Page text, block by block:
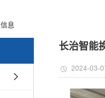
息
长治智能
2024-03-